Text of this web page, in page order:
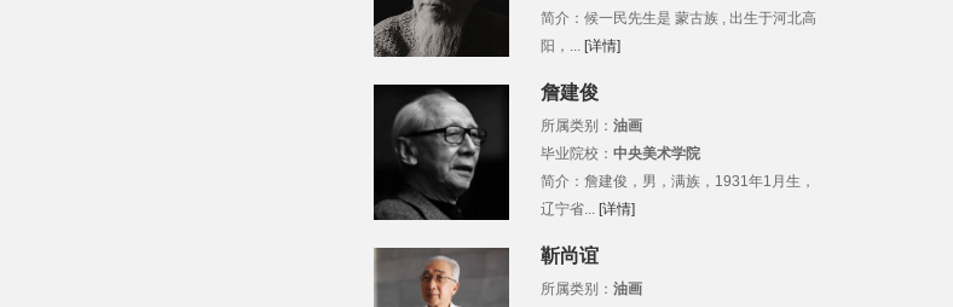
简介：候一民先生是 蒙古族 , 出生于河北高
阳，... [详情]
詹建俊
所属类别： 油画
毕业院校： 中央美术学院
简介：詹建俊，男，满族，1931年1月生，
辽宁省... [详情]
靳尚谊
所属类别： 油画